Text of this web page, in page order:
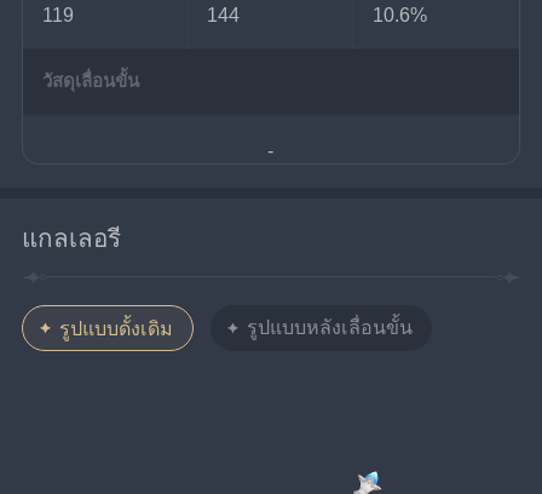
119 144 10.6%
วัสดุเลื่อนขั้น
-
แกลเลอรี
รูปแบบดั้งเดิม รูปแบบหลังเลื่อนขั้น